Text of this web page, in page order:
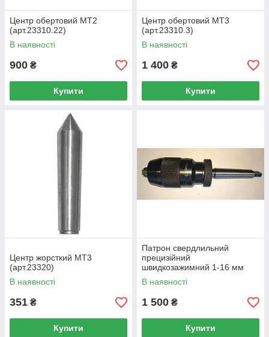
Центр обертовий МТ2
(арт.23310.22)
В наявності
900 ₴
Купити
Центр обертовий МТ3
(арт.23310.3)
В наявності
1 400 ₴
Купити
Центр жорсткий МТ3
(арт.23320)
В наявності
351 ₴
Купити
Патрон свердлильний
прецизійний
швидкозажимний 1-16 мм
для токарного верстата по
металу МТ2 (МК2)
В наявності
1 500 ₴
Купити